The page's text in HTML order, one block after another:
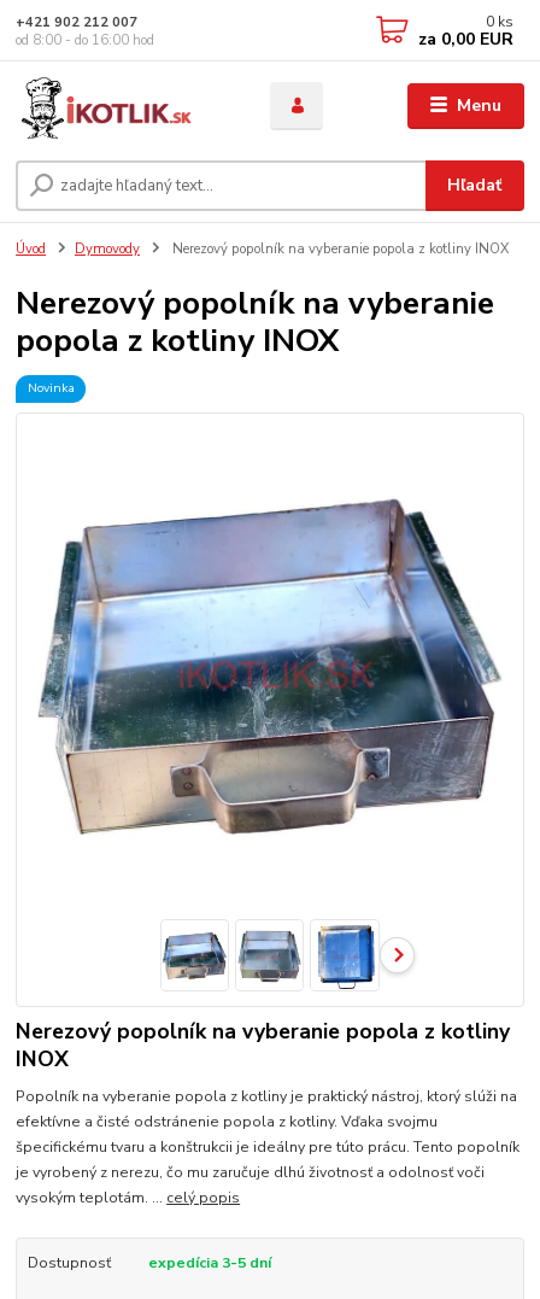
Menu
Hľadať
+421 902 212 007
od 8:00 - do 16:00 hod
0 ks
za 0,00 EUR
Úvod Dymovody Nerezový popolník na vyberanie popola z kotliny INOX
Nerezový popolník na vyberanie
popola z kotliny INOX
Novinka
Nerezový popolník na vyberanie popola z kotliny
INOX
Popolník na vyberanie popola z kotliny je praktický nástroj, ktorý slúži na
efektívne a čisté odstránenie popola z kotliny. Vďaka svojmu
špecifickému tvaru a konštrukcii je ideálny pre túto prácu. Tento popolník
je vyrobený z nerezu, čo mu zaručuje dlhú životnosť a odolnosť voči
vysokým teplotám. ... celý popis
Dostupnosť expedícia 3-5 dní